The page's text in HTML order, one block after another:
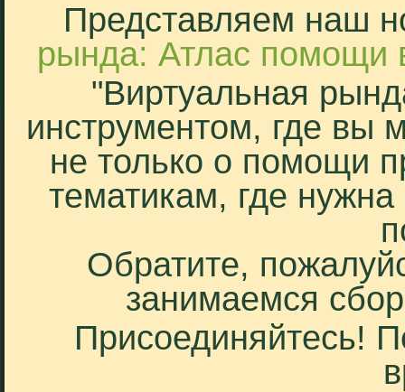
Представляем наш
рында: Атлас помощи
"Виртуальная
инструментом, где вы
не только о помощи
тематикам, где
Обратите,
занимаемся
Присоединяйтесь!